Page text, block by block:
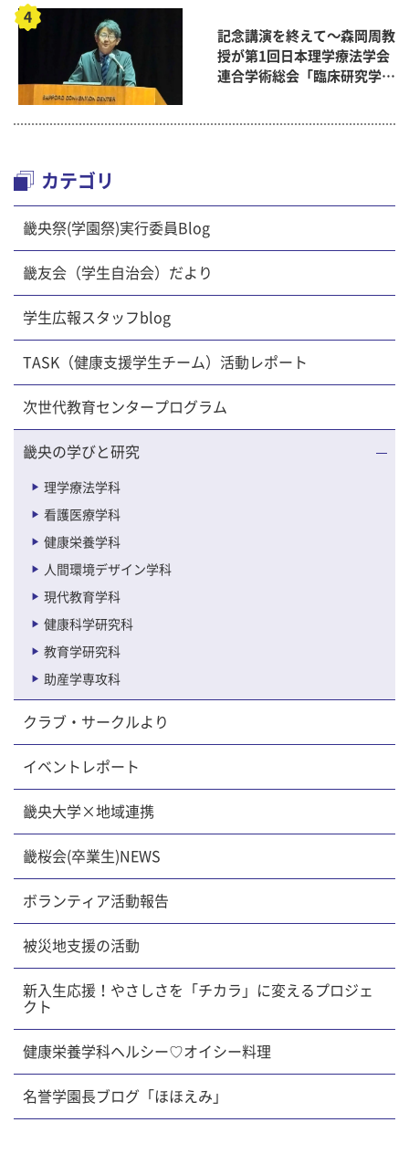
記念講演を終えて～森岡周教
授が第1回日本理学療法学会
連合学術総会「臨床研究学術
カテゴリ
畿央祭(学園祭)実行委員Blog
畿友会（学生自治会）だより
学生広報スタッフblog
TASK（健康支援学生チーム）活動レポート
次世代教育センタープログラム
畿央の学びと研究
理学療法学科
看護医療学科
健康栄養学科
人間環境デザイン学科
現代教育学科
健康科学研究科
教育学研究科
助産学専攻科
クラブ・サークルより
イベントレポート
畿央大学×地域連携
畿桜会(卒業生)NEWS
ボランティア活動報告
被災地支援の活動
新入生応援！やさしさを「チカラ」に変えるプロジェ
クト
健康栄養学科ヘルシー♡オイシー料理
名誉学園長ブログ「ほほえみ」